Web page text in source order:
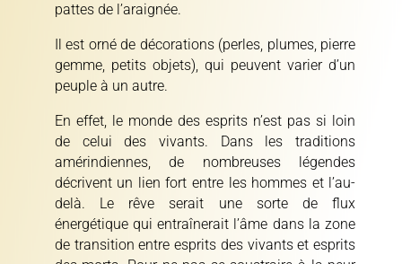
pattes de l’araignée.
Il est orné de décorations (perles, plumes, pierre
gemme, petits objets), qui peuvent varier d’un
peuple à un autre.
En effet, le monde des esprits n’est pas si loin
de celui des vivants. Dans les traditions
amérindiennes, de nombreuses légendes
décrivent un lien fort entre les hommes et l’au-
delà. Le rêve serait une sorte de flux
énergétique qui entraînerait l’âme dans la zone
de transition entre esprits des vivants et esprits